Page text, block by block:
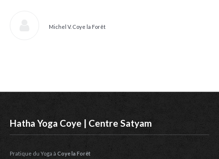
Michel V. Coye la Forêt
Hatha Yoga Coye | Centre Satyam
Pratique du Yoga à Coye la Forêt